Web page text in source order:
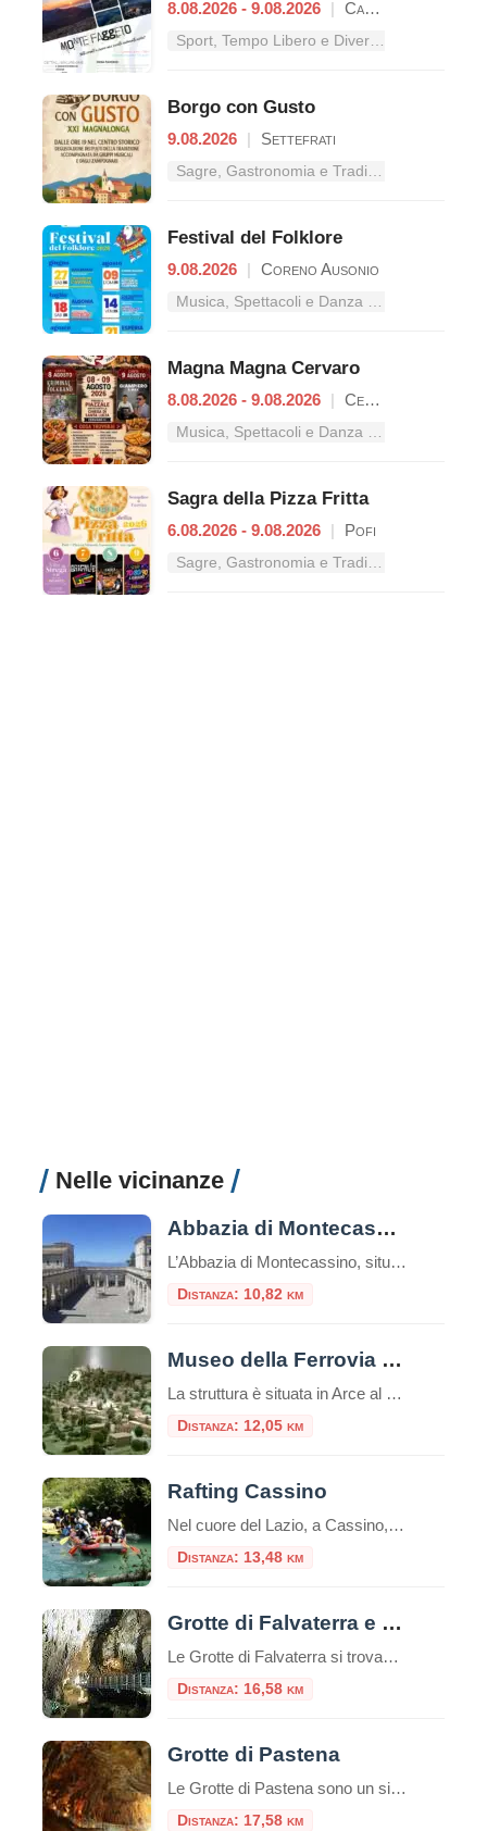
8.08.2026 - 9.08.2026 | Campodimele
Borgo con Gusto
9.08.2026 | Settefrati
Festival del Folklore
9.08.2026 | Coreno Ausonio
Magna Magna Cervaro
8.08.2026 - 9.08.2026 | Cervaro
Sagra della Pizza Fritta
6.08.2026 - 9.08.2026 | Pofi
Nelle vicinanze
Abbazia di Montecassino
L’Abbazia di Montecassino, situata a Cassino (FR), è una delle abbazie più antiche e importanti del mondo. La sua storia è ricca e affonda le radici nell’antichità. Nel corso dei secoli, Montecassino fu distrutta e ricostruita più volte. Fu distrutta dai Longobardi nel 577, dai Saraceni nel 883 e dai Normanni nel 1349. La distruzione […]
Distanza: 10,82 km
Museo della Ferrovia della Valle del Liri
La struttura è situata in Arce al piano terra del Palazzo comunale, sono circa 100 mq dedicati alla Ferrovia della Valle del Liri e della valle Roveto. Ferrovia mezzo di collegamento delle persone e delle culture delle due valli nonché delle due regioni
Distanza: 12,05 km
Rafting Cassino
Nel cuore del Lazio, a Cassino, Adventureland offre un’esperienza di rafting unica lungo il fiume Gari. Questo parco avventura, tra i più moderni del Centro Italia, propone attività all’aria aperta per tutte le età, combinando sport, natura e divertimento. Il Fiume Gari: Natura e Avventura Il fiume Gari, con le sue acque cristalline e un […]
Distanza: 13,48 km
Grotte di Falvaterra e Rio Obaco
Le Grotte di Falvaterra si trovano all'interno del Monumento naturale delle “Grotte di Falvaterra e Rio Obaco”, un'area nel comune di Falvaterra con un sistema sotterraneo di grotte carsiche lunghe più di 5 chilometri che si snoda all'inter
Distanza: 16,58 km
Grotte di Pastena
Le Grotte di Pastena sono un sistema di grotte situato nel comune di Pastena, in provincia di Frosinone, nel Parco Naturale Regionale Monti Ausoni e Lago di Fondi. Sono una delle attrazioni turistiche più popolari della zona e offrono ai visitatori la possibilità di esplorare un complesso sotterraneo di grotte e cavità naturali. Le Grotte […]
Distanza: 17,58 km